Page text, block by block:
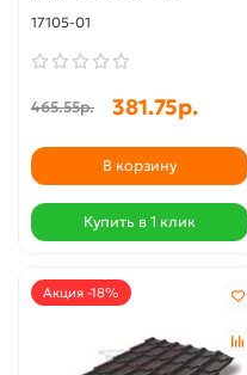
17105-01
465.55р. 381.75р.
В корзину
Купить в 1 клик
Акция -18%